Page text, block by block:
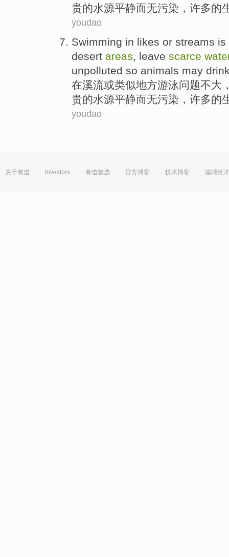
贵的水源平静而无污染 ， 许多的
youdao
Swimming in likes or streams
desert areas, leave scarce
unpolluted so animals may
在溪流或类似地方游泳问题不大
贵的水源平静而无污染 ， 许多的
youdao
关于有道 Investors 有道智选 官方博客 技术博客 诚聘英才